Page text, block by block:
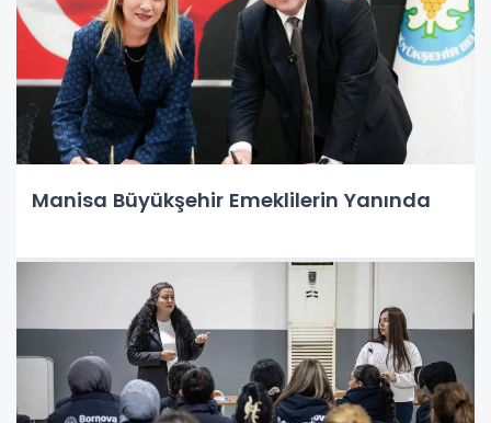
Manisa Büyükşehir Emeklilerin Yanında